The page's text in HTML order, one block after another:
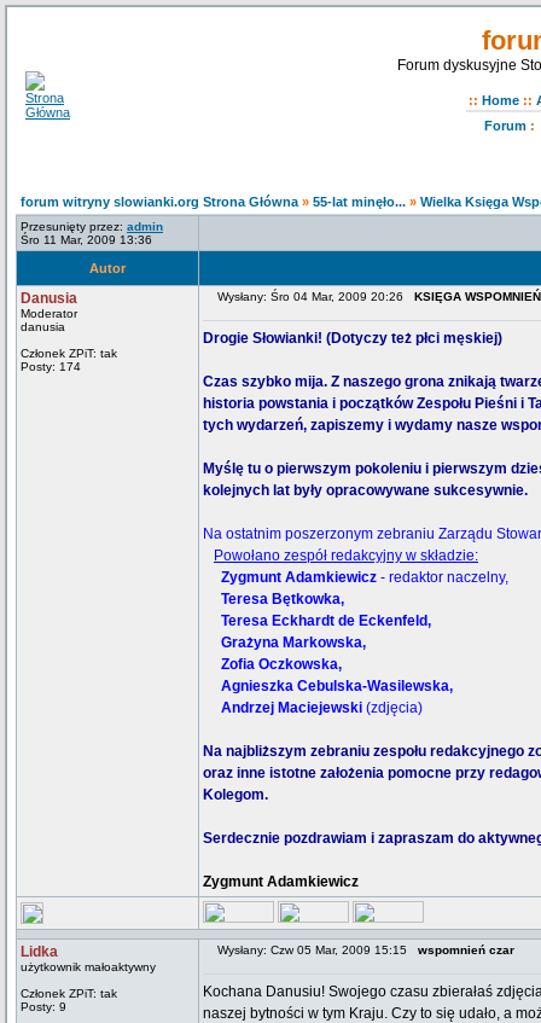
Forum dyskusyjne
:: Home ::
Forum:
forum witryny slowianki.org Strona Główna » 55-lat minęło... » Wielka Księga
Przesunięty przez: admin
Śro 11 Mar, 2009 13:36
Autor
Danusia
Moderator
danusia
Członek ZPiT: tak
Posty: 174
Wysłany: Śro 04 Mar, 2009 20:26 KSIĘGA
Drogie Słowianki! (Dotyczy też płci męskiej)
Czas szybko mija. Z naszego grona znikają
historia powstania i początków Zespołu Pieśni i
tych wydarzeń, zapiszemy i wydamy nasze
Myślę tu o pierwszym pokoleniu i pierwszym
kolejnych lat były opracowywane sukcesywnie.
Na ostatnim poszerzonym zebraniu Zarządu
Powołano zespół redakcyjny w składzie:
Zygmunt Adamkiewicz - redaktor naczelny,
Teresa Bętkowka,
Teresa Eckhardt de Eckenfeld,
Grażyna Markowska,
Zofia Oczkowska,
Agnieszka Cebulska-Wasilewska,
Andrzej Maciejewski (zdjęcia)
Na najbliższym zebraniu zespołu redakcyjnego
oraz inne istotne założenia pomocne przy
Kolegom.
Serdecznie pozdrawiam i zapraszam do
Zygmunt Adamkiewicz
Lidka
użytkownik małoaktywny
Członek ZPiT: tak
Posty: 9
Wysłany: Czw 05 Mar, 2009 15:15 wspomnień czar
Kochana Danusiu! Swojego czasu zbierałaś
naszej bytności w tym Kraju. Czy to się udało, a